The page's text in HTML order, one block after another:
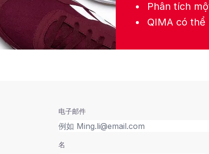
Phân tích
QIMA có
电子邮件
名